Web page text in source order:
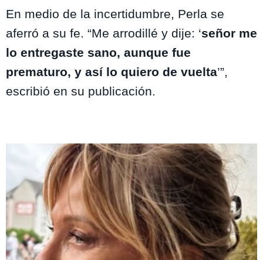
En medio de la incertidumbre, Perla se
aferró a su fe. “Me arrodillé y dije: ‘señor me
lo entregaste sano, aunque fue
prematuro, y así lo quiero de vuelta’”,
escribió en su publicación.